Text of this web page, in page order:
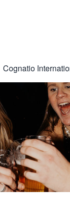
Cognatio